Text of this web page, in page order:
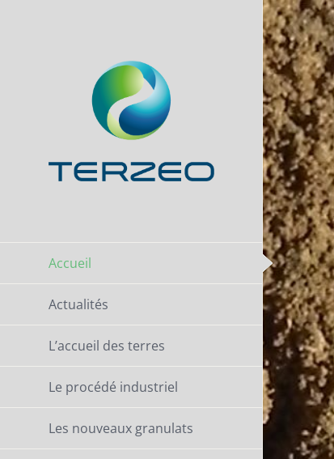
Accueil
Actualités
L’accueil des terres
Le procédé industriel
Les nouveaux granulats